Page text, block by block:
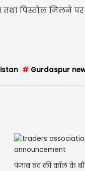
तथा पिस्तोल
# Gurdaspur
पंजाब बंद की कॉल के